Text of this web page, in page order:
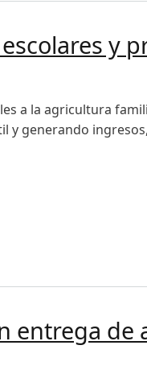
y
a la agricultura
y generando
de